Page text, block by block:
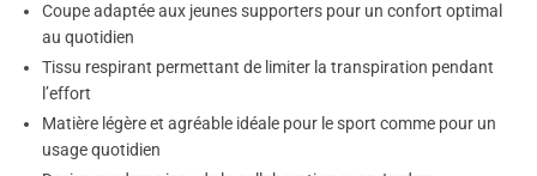
Coupe adaptée aux jeunes supporters pour un confort optimal
au quotidien
Tissu respirant permettant de limiter la transpiration pendant
l’effort
Matière légère et agréable idéale pour le sport comme pour un
usage quotidien